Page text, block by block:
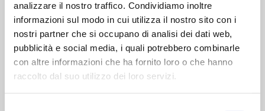
analizzare il nostro traffico. Condividiamo inoltre
informazioni sul modo in cui utilizza il nostro sito con i
nostri partner che si occupano di analisi dei dati web,
pubblicità e social media, i quali potrebbero combinarle
con altre informazioni che ha fornito loro o che hanno
raccolto dal suo utilizzo dei loro servizi.